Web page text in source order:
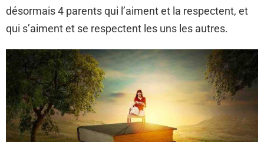
désormais 4 parents qui l’aiment et la respectent, et
qui s’aiment et se respectent les uns les autres.